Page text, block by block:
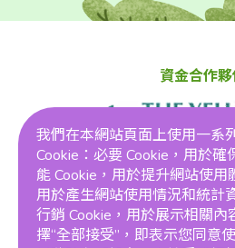
資金合作
我們在本網站頁面上使用一系
Cookie：必要 Cookie，用於確
能 Cookie，用於提升網站使用
用於產生網站使用情況和統計
行銷 Cookie，用於展示相關
擇“全部接受”，即表示您同意